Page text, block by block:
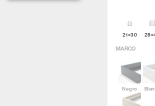
21×30
MARCO
Negro